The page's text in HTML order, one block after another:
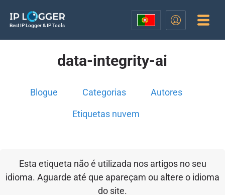
Best IP Logger & IP Tools
data-integrity-ai
Blogue Categorias Autores
Etiquetas nuvem